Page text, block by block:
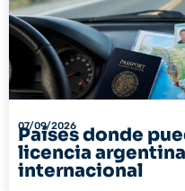
07/09/2026
Países donde
licencia
internacional